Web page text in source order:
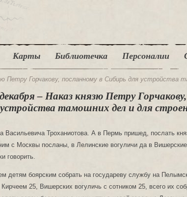
Карты Библиотечка Персоналии
Петру Горчакову, посланному в Сибирь для
– Наказ князю Петру
тамошних дел и для
Васильевича Троханиотова. А в Пермь пришед, послать
с Москвы посланы, в Лелинские вогуличи да в
говорить.
подлинной послан к Ивану к Нагому, большие суды, и малые суды, и струги гребные. И только Иван тех судов против государева указу на всю рать не зделал, и те суды князю Петру доделывать, и покрыть всем вместе с Микифором с товарыщи всеми людьми тотчас, досмотря судов, которые суды велено делать Ивану Нагому наперед сего. А что Иван Нагой по Микифоров приезд судов делал, и что старых судов зделано, и что судов из Сибири под государевою казною пришло, и что поделано, то все приехав князю Петру с Микифором с Троханиотовым записать, да тотчас велети суды делать и конопатить наспех неотступно день и ночь. А будет мало судов заведено, и князю Петру с Микифором с товарыщи, сметя судов, к тому прибавить, только бы подо всю рать сполна суды поделать наспех всеми людьми. И того над плотники смотрити беречь накрепко, чтобы суды подо всю рать делать наспех неотступно, чтоб все суды изготовить к весне против государева указу, чтобы запасу сверху не намочило, и пойти бы с Лозвы реки с весны, кой час кры пройдут. А для хлебных запасов и для ратных людей и плотников детям боярским по государевым наказом ехати в Пермь, а из Перми к Микифору Васильевичи, Траханиотову с товарыщи на Лозву к воеводам, а приехав на Лозву отдати запас и ратных людей воеводам. И итти им велено детем боярским с воеводами по росписи. А самому князю Петру, пришед ис Перми на Лозву, государевым судовым делом промышлять с воеводою с Микифором Васильевичем Траханиотовым с товарищи сопча вместе. А воеводе Микифору, и князю Петру, и князю Михаилу Волконскому, и князю Матвею Львову и голове Богдану Воейкову да Ивану Змееву до тех мест, как они пропустят ратных людей и хлебные запасы мимо Пермь на Лозву, побыти в Перми. А в наказе у Микифора с товарищи то имянно написано, что им ратных людей и хлебные запасы пропустить на Лозву наперед себя, а самим воеводам и головам итти после ратных людей и после хлебных запасов с нарядом. А как, даст бог, воеводы и дети боярские и с ратными людьми на Лозву придут все сполна и суды доделают, пришед всею ратью, и на весне лед почнет скрыватца, и воеводе князю Петру Ивановичю Горчакову вместе с воеводами с Микифором Васильевичем Трохониотовым с товарыщи и с Ываном с Нагим велети государевы хлебные запасы и наряд и пушечные запасы в суды покласти и укрыти гораздо, чтобы государева запасу не подмочило. А роздавать суды по людем, смотря по запасу, с Микифором вместе, и разобрався с людьми, и росписав по тому, и устроив запас и наряд и ратных людей в судех, по росписи перед собою, и с их животом и з животиною, которая пойдет с жилецкими, с пашенными людьми. А устрояся князю Петру вместе с воеводами с Микифором Васильевичем с товарыщи итти с Лозвы в Сибирь, в Тоборы, по сему государеву наказу. А воеводе Микифору с товарыщи, как ему в Сибирь итти, наказ подлинной послан к Микифору за приписью дьяка Ондрея Щелкалова. А пришед в Тоборы, присмотрить под город место, где пригоже, где быти новому городу в Тоборах, или старой город занять, да где лутче, туго князю Петру, высмотря место, сговоря с воеводами с Микифором Васильевичем с Траханиотовым с товарыщи, занята город, и на чертеж начертити и всякие крепости выписать. А сперва острог на том месте занять и поставить и на город всеми людьми, всею ратью, лесу припасти. А Микифору Васильевичю с товарыщи вскинуть на рать на всю на служилые казаки по 5-ти бревен на человека, и на пермичь, и на вымичь, и на усольцов по 15-ти бревен или по 10-ти бревен, как будет пригоже. А побыть Микифору с товарыщи туго с неделю, покамест острог укрепят и лесу поронят. А лес на город ронити лехкой, и чтобы вскоре город зделать, а сперва поставить острог. А промышлять при воеводах при Микифоре Васильевиче с товарыщи, чтобы приманить Пелымскаго князя Аблегирима, да сына его большаго Тагая, да племянников его да внучат Пелымскаго, тех всех приманив, извести, и лутчих его людей пяти шти, которые самые пущие, от которых смута была, про тех сыскав, переимав их, извести. А меньшего сына Таутия и з женою и з детьми отпустить с Микифором в Тобольской город ко князю Федору к Лобанову. А тех черных ясашных людей примолыти и государево им жалованье сказати. Чтоб они были в государеве жалованье, и ясак сполна платили, и к городу приходили, и ни о чем не опасались, а государева милость к ним будет; а что воровал князь Пелымской да дети его, и над теми потому и стало, а до них до ясашных людей ничего ни в чем дела нет и вперед не будет. А город при всех воеводах обложить, чтоб Микифору Васильевичи с товарыщи всеми людьми лесу выронити, и острог зделати, и город обложити всеми людьми вместе. А побыв того неделю или ден до 10-ти, Микифору с товарыщи пойти всеми людьми прочь в Тобольской город, а князю Петру остатись туто со всеми своими людьми, которым с ним со князем Петром велено быть в Тоборах, и город доделывать наспех, чтоб город зделати вскоре. А которые с ним вогуличи будут 50 человек, и с теми голове быти сыну боярскому, выбрав доброму, в городе по росписи. А делати им городовое дело, как и своими да и тутошними людьми Пелымскими вогуличи делать город. Да из Тоборов и из Кошуков велети тотчас у себя быть с 3-х луков по человеку с топоры, город делать. А сперва их всех беречись, велети им лес ронить и привозить под город, а стояли бы под городом, а в город их и Пелымских вогуличь не пущать, чтоб им людей государевых не смечати, и им дати место возле острогу, а с русскими людьми бы им не быть, то делать, посмотря по тамошнему делу, как будет пригоже. А будет Пелымской князь Аблегирим слышит ратных людей и к воеводам не появитца, а почнет бегать, и воеводам Микифору Васильевичю с товарищи, став против Пелыми на старом городище, послать ратных людей в малых судех ото всех воевод искать Аблегирима Пелымского, и жоны и